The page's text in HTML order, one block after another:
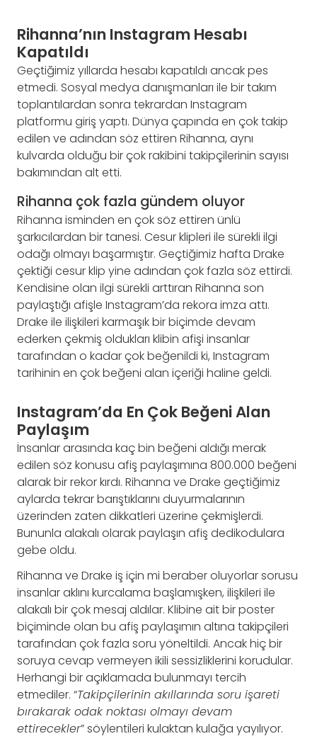
Rihanna’nın Instagram Hesabı
Kapatıldı
Geçtiğimiz yıllarda hesabı kapatıldı ancak pes
etmedi. Sosyal medya danışmanları ile bir takım
toplantılardan sonra tekrardan Instagram
platformu giriş yaptı. Dünya çapında en çok takip
edilen ve adından söz ettiren Rihanna, aynı
kulvarda olduğu bir çok rakibini takipçilerinin sayısı
bakımından alt etti.
Rihanna çok fazla gündem oluyor
Rihanna isminden en çok söz ettiren ünlü
şarkıcılardan bir tanesi. Cesur klipleri ile sürekli ilgi
odağı olmayı başarmıştır. Geçtiğimiz hafta Drake
çektiği cesur klip yine adından çok fazla söz ettirdi.
Kendisine olan ilgi sürekli arttıran Rihanna son
paylaştığı afişle Instagram’da rekora imza attı.
Drake ile ilişkileri karmaşık bir biçimde devam
ederken çekmiş oldukları klibin afişi insanlar
tarafından o kadar çok beğenildi ki, Instagram
tarihinin en çok beğeni alan içeriği haline geldi.
Instagram’da En Çok Beğeni Alan
Paylaşım
İnsanlar arasında kaç bin beğeni aldığı merak
edilen söz konusu afiş paylaşımına 800.000 beğeni
alarak bir rekor kırdı. Rihanna ve Drake geçtiğimiz
aylarda tekrar barıştıklarını duyurmalarının
üzerinden zaten dikkatleri üzerine çekmişlerdi.
Bununla alakalı olarak paylaşın afiş dedikodulara
gebe oldu.
Rihanna ve Drake iş için mi beraber oluyorlar sorusu
insanlar aklını kurcalama başlamışken, ilişkileri ile
alakalı bir çok mesaj aldılar. Klibine ait bir poster
biçiminde olan bu afiş paylaşımın altına takipçileri
tarafından çok fazla soru yöneltildi. Ancak hiç bir
soruya cevap vermeyen ikili sessizliklerini korudular.
Herhangi bir açıklamada bulunmayı tercih
etmediler. “Takipçilerinin akıllarında soru işareti
bırakarak odak noktası olmayı devam
ettirecekler” söylentileri kulaktan kulağa yayılıyor.